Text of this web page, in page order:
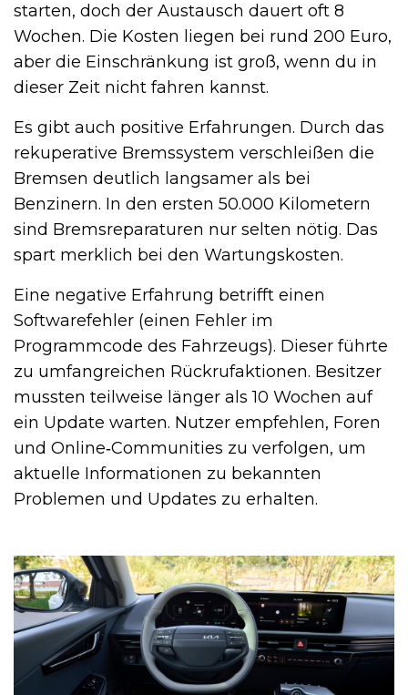
starten, doch der Austausch dauert oft 8
Wochen. Die Kosten liegen bei rund 200 Euro,
aber die Einschränkung ist groß, wenn du in
dieser Zeit nicht fahren kannst.
Es gibt auch positive Erfahrungen. Durch das
rekuperative Bremssystem verschleißen die
Bremsen deutlich langsamer als bei
Benzinern. In den ersten 50.000 Kilometern
sind Bremsreparaturen nur selten nötig. Das
spart merklich bei den Wartungskosten.
Eine negative Erfahrung betrifft einen
Softwarefehler (einen Fehler im
Programmcode des Fahrzeugs). Dieser führte
zu umfangreichen Rückrufaktionen. Besitzer
mussten teilweise länger als 10 Wochen auf
ein Update warten. Nutzer empfehlen, Foren
und Online‑Communities zu verfolgen, um
aktuelle Informationen zu bekannten
Problemen und Updates zu erhalten.